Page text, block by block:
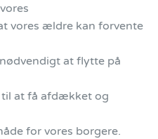
vores ældre kan forvente
at flytte på
at få afdækket og
for vores borgere.